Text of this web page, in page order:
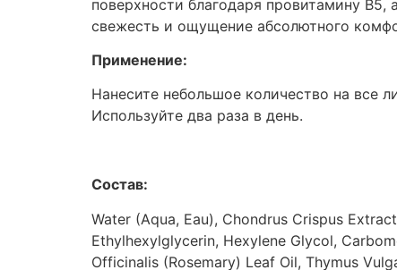
поверхности благодаря провитамину
свежесть и ощущение абсолютного
Применение:
Нанесите небольшое количество на все
Используйте два раза в день.
Состав:
Water (Aqua, Eau), Chondrus Crispus
Ethylhexylglycerin, Hexylene Glycol,
Officinalis (Rosemary) Leaf Oil, Thymus